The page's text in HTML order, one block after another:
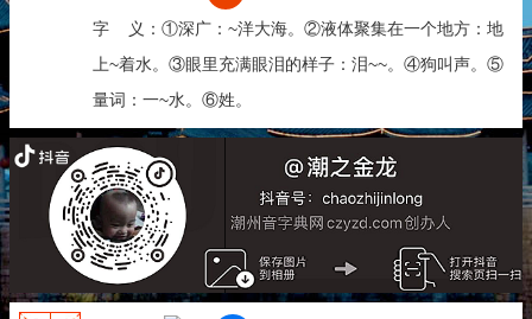
字 义：①深广：~洋大海。②液体聚集在一个地方：地
上~着水。③眼里充满眼泪的样子：泪~~。④狗叫声。⑤
量词：一~水。⑥姓。